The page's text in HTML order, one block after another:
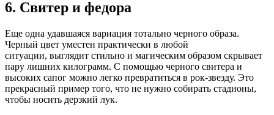
6. Свитер и федора
Еще одна удавшаяся вариация тотально черного образа.
Черный цвет уместен практически в любой
ситуации, выглядит стильно и магическим образом скрывает
пару лишних килограмм. С помощью черного свитера и
высоких сапог можно легко превратиться в рок-звезду. Это
прекрасный пример того, что не нужно собирать стадионы,
чтобы носить дерзкий лук.